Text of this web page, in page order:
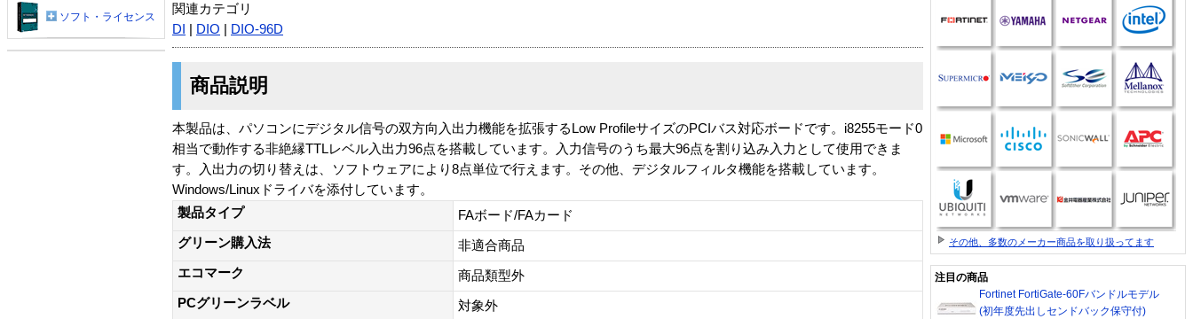
関連カテゴリ
DI
DIO DIO-96D
商品説明
本製品は、パソコンにデジタル信号の双方向入出力機能を拡張するLow ProfileサイズのPCIバス対応ボードです。i8255モード0
相当で動作する非絶縁TTLレベル入出力96点を搭載しています。入力信号のうち最大96点を割り込み入力として使用できま
す。入出力の切り替えは、ソフトウェアにより8点単位で行えます。その他、デジタルフィルタ機能を搭載しています。
Windows/Linuxドライバを添付しています。
製品タイプ
FAボード/FAカード
グリーン購入法
非適合商品
エコマーク
商品類型外
PCグリーンラベル
対象外
ソフト・ライセンス
その他、多数のメーカー商品を取り扱ってます
注目の商品
Fortinet FortiGate-60Fバンドルモデル
(初年度先出しセンドバック保守付)